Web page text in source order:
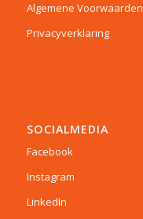
Algemene Voorwaarden
Privacyverklaring
SOCIALMEDIA
Facebook
Instagram
LinkedIn